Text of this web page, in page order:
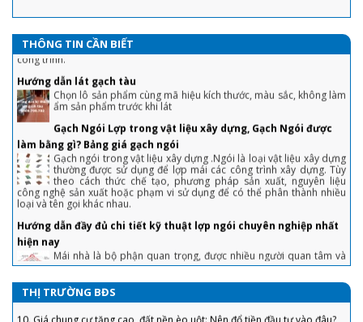
THÔNG TIN CẦN BIẾT
sự hài lòng về chất lượng cũng như nâng cao tính thẩm mỹ của
Hướng dẫn lát gạch tàu
Chọn lô sản phẩm cùng mã hiệu kích thước, màu sắc, không làm
ẩm sản phẩm trước khi lát
Gạch Ngói Lợp trong vật liệu xây dựng, Gạch Ngói được
làm bằng gì? Bảng giá gạch ngói
Gạch ngói trong vật liệu xây dựng .Ngói là loại vật liệu xây dựng
thường được sử dụng để lợp mái các công trình xây dựng. Tùy
theo cách thức chế tạo, phương pháp sản xuất, nguyên liệu
công nghệ sản xuất hoặc phạm vi sử dụng để có thể phân thành nhiều
loại và tên gọi khác nhau.
Hướng dẫn đầy đủ chi tiết kỹ thuật lợp ngói chuyên nghiệp nhất
hiện nay
Mái nhà là bộ phận quan trọng, được nhiều người quan tâm và
lưu ý khi thiết kế, thi công nhà ở. Để phát huy hết tính năng của
mái nhà, bạn cần biết cách lợp ngói đúng kỹ thuật
Cách tính độ dốc mái ngói theo công thức đơn giản
Độ dốc mái ngói thường lớn hơn so với mái tôn và các loại mái
khác. Cụ thể, độ dốc mái ngói bao nhiêu là hợp lý, cách tính ra
sao? Mời bạn tham khảo trong bài viết dưới đây.
THỊ TRƯỜNG BĐS
1. Chiêu tránh sập bẫy khi mua nhà lần đầu tiết kiệm cả đống tiền
2. Tuyệt chiêu trả giá nhà đất, mua 'hời' ăn lộc trăm triệu
3. Chiêu bán nhà không cần qua môi giới, khách tranh hỏi được giá 'chốt'
nhanh
4. Sai lầm để đời khiến người vay tiền ngân hàng mua nhà phải “gánh nợ”
5. “Bỏng tay” với giá bán căn hộ ở TP. Hồ Chí Minh
6. Bất động sản tăng ưu đãi để thoát hàng "ế"
7. Doanh nghiệp bất động sản huy động vốn lãi suất ‘không tưởng’, Bộ
8. Dự án đủ pháp lý ra thị trường BĐS chỉ “đếm trên đầu ngón tay”
9. Nới room tín dụng, liệu xảy ra cơn sốt đất vào cuối năm?
10. Giá chung cư tăng cao, đất nền èo uột: Nên đổ tiền đầu tư vào đâu?
11. Tồn Kho Bất Động Sản Lớn